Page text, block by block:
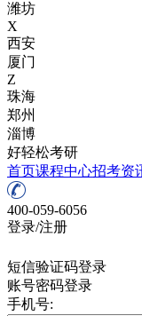
潍坊
X
西安
厦门
Z
珠海
郑州
淄博
好轻松考研
首页课程中心招考资
400-059-6056
登录/注册
短信验证码登录
账号密码登录
手机号: